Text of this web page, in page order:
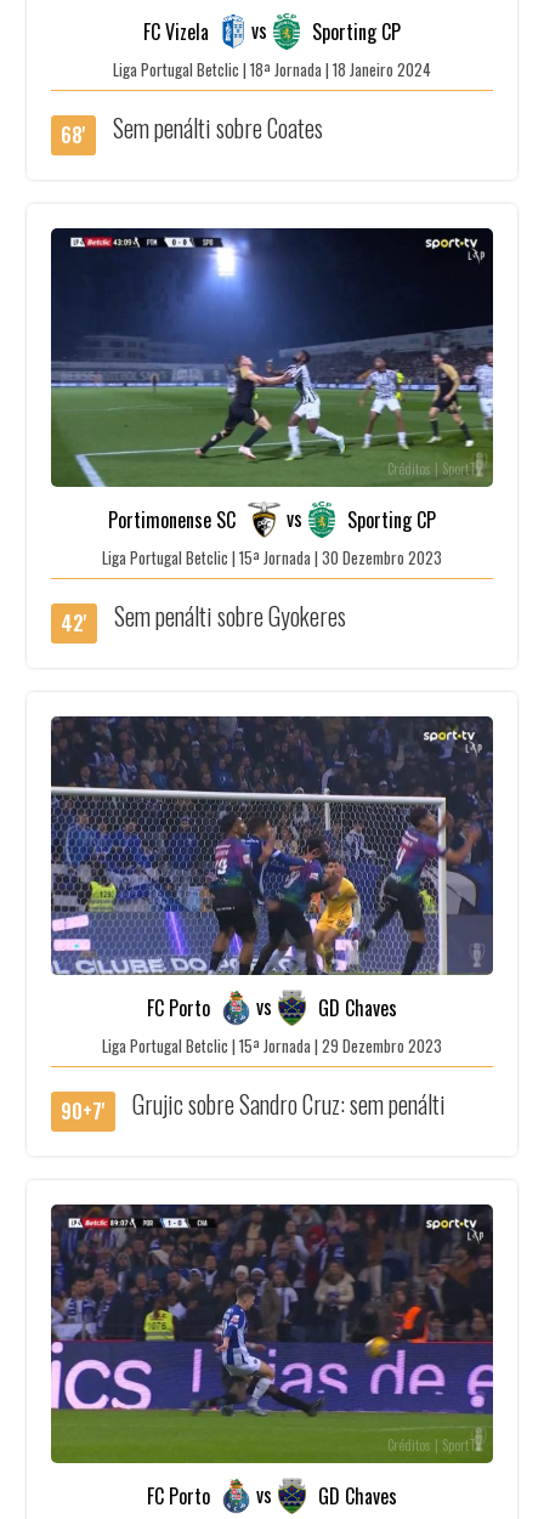
FC Vizela vs Sporting CP
Liga Portugal Betclic | 18ª Jornada | 18 Janeiro 2024
68' Sem penálti sobre Coates
Créditos | SportTv
Portimonense SC vs Sporting CP
Liga Portugal Betclic | 15ª Jornada | 30 Dezembro 2023
42' Sem penálti sobre Gyokeres
FC Porto vs GD Chaves
Liga Portugal Betclic | 15ª Jornada | 29 Dezembro 2023
90+7' Grujic sobre Sandro Cruz: sem penálti
Créditos | SportTv
FC Porto vs GD Chaves